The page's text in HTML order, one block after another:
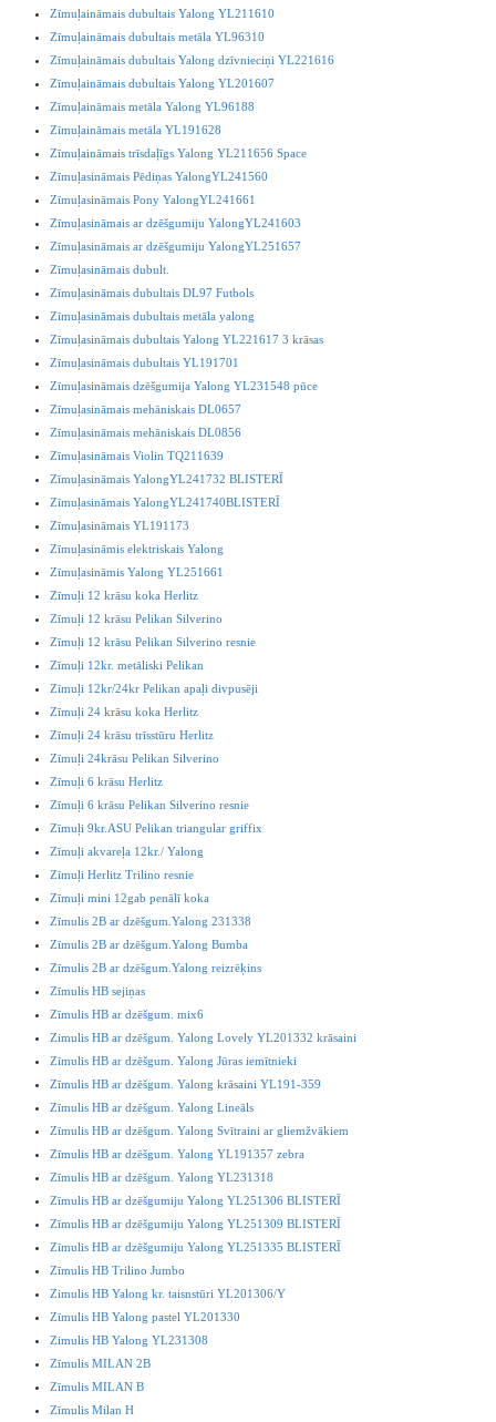
Zīmuļaināmais dubultais Yalong YL211610
Zīmuļaināmais dubultais metāla YL96310
Zīmuļaināmais dubultais Yalong dzīvnieciņi YL221616
Zīmuļaināmais dubultais Yalong YL201607
Zīmuļaināmais metāla Yalong YL96188
Zīmuļaināmais metāla YL191628
Zīmuļaināmais trīsdaļīgs Yalong YL211656 Space
Zīmuļasināmais Pēdiņas YalongYL241560
Zīmuļasināmais Pony YalongYL241661
Zīmuļasināmais ar dzēšgumiju YalongYL241603
Zīmuļasināmais ar dzēšgumiju YalongYL251657
Zīmuļasināmais dubult.
Zīmuļasināmais dubultais DL97 Futbols
Zīmuļasināmais dubultais metāla yalong
Zīmuļasināmais dubultais Yalong YL221617 3 krāsas
Zīmuļasināmais dubultais YL191701
Zīmuļasināmais dzēšgumija Yalong YL231548 pūce
Zīmuļasināmais mehāniskais DL0657
Zīmuļasināmais mehāniskais DL0856
Zīmuļasināmais Violin TQ211639
Zīmuļasināmais YalongYL241732 BLISTERĪ
Zīmuļasināmais YalongYL241740BLISTERĪ
Zīmuļasināmais YL191173
Zīmuļasināmis elektriskais Yalong
Zīmuļasināmis Yalong YL251661
Zīmuļi 12 krāsu koka Herlitz
Zīmuļi 12 krāsu Pelikan Silverino
Zīmuļi 12 krāsu Pelikan Silverino resnie
Zīmuļi 12kr. metāliski Pelikan
Zīmuļi 12kr/24kr Pelikan apaļi divpusēji
Zīmuļi 24 krāsu koka Herlitz
Zīmuļi 24 krāsu trīsstūru Herlitz
Zīmuļi 24krāsu Pelikan Silverino
Zīmuļi 6 krāsu Herlitz
Zīmuļi 6 krāsu Pelikan Silverino resnie
Zīmuļi 9kr.ASU Pelikan triangular griffix
Zīmuļi akvareļa 12kr./ Yalong
Zīmuļi Herlitz Trilino resnie
Zīmuļi mini 12gab penālī koka
Zīmulis 2B ar dzēšgum.Yalong 231338
Zīmulis 2B ar dzēšgum.Yalong Bumba
Zīmulis 2B ar dzēšgum.Yalong reizrēķins
Zīmulis HB sejiņas
Zīmulis HB ar dzēšgum. mix6
Zimulis HB ar dzēšgum. Yalong Lovely YL201332 krāsaini
Zīmulis HB ar dzēšgum. Yalong Jūras iemītnieki
Zīmulis HB ar dzēšgum. Yalong krāsaini YL191-359
Zīmulis HB ar dzēšgum. Yalong Lineāls
Zīmulis HB ar dzēšgum. Yalong Svītraini ar gliemžvākiem
Zīmulis HB ar dzēšgum. Yalong YL191357 zebra
Zīmulis HB ar dzēšgum. Yalong YL231318
Zīmulis HB ar dzēšgumiju Yalong YL251306 BLISTERĪ
Zīmulis HB ar dzēšgumiju Yalong YL251309 BLISTERĪ
Zīmulis HB ar dzēšgumiju Yalong YL251335 BLISTERĪ
Zīmulis HB Trilino Jumbo
Zimulis HB Yalong kr. taisnstūri YL201306/Y
Zīmulis HB Yalong pastel YL201330
Zimulis HB Yalong YL231308
Zīmulis MILAN 2B
Zīmulis MILAN B
Zīmulis Milan H